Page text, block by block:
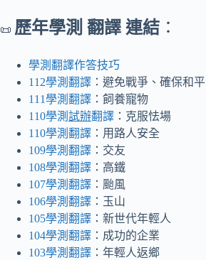
📜 歷年學測 翻譯 連結 ：
學測翻譯作答技巧
112學測翻譯 ：避免戰爭、確保和平
111學測翻譯 ：飼養寵物
110學測 試辦翻譯 ：克服怯場
110學測翻譯 ：用路人安全
109學測翻譯 ：交友
108學測翻譯 ：高鐵
107學測翻譯 ：颱風
106學測翻譯 ：玉山
105學測翻譯 ：新世代年輕人
104學測翻譯 ：成功的企業
103學測翻譯 ：年輕人返鄉